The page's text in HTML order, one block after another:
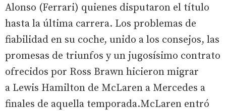
Alonso (Ferrari) quienes disputaron el título
hasta la última carrera. Los problemas de
fiabilidad en su coche, unido a los consejos, las
promesas de triunfos y un jugosísimo contrato
ofrecidos por Ross Brawn hicieron migrar
a Lewis Hamilton de McLaren a Mercedes a
finales de aquella temporada.McLaren entró